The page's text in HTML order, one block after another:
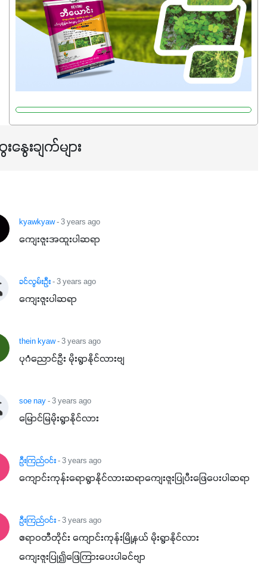
နွေးချက်များ
kyawkyaw- 3 years ago
ကျေးဇူးအထူးပါဆရာ
ခင်လွမ်းဦး- 3 years ago
ကျေးဇူးပါဆရာ
thein kyaw- 3 years ago
ပုဂံညောင်ဦး မိုးရွာနိုင်လားဗျ
soe nay- 3 years ago
မြောင်မြမိုးရွာနိုင်လား
ဦးကြည်ဝင်း- 3 years ago
ကျောင်းကုန်းရောရွာနိုင်လားဆရာကျေးဇူးပြုပီးဖြေပေးပါဆရာ
ဦးကြည်ဝင်း- 3 years ago
ဧရာဝတီတိုင်း ကျောင်းကုန်းမြို့နယ် မိုးရွာနိုင်လား
ကျေးဇူးပြု၍ဖြေကြားပေးပါခင်ဗျာ